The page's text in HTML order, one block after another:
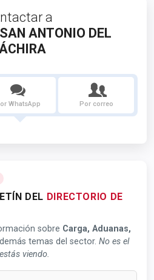
a
ANTONIO DEL
WhatsApp Por correo
DEL DIRECTORIO DE
sobre Carga, Aduanas,
temas del sector. No es el
viendo.